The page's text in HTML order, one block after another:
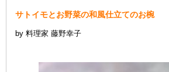
サトイモとお野菜の和風仕立てのお椀
by 料理家 藤野幸子